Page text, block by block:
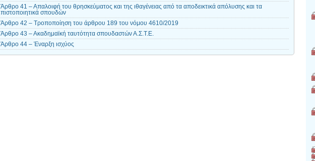
Άρθρο 41 – Απαλοιφή του θρησκεύματος και της ιθαγένειας από τα αποδεικτικά απόλυσης και τα
πιστοποιητικά σπουδών
Άρθρο 42 – Τροποποίηση του άρθρου 189 του νόμου 4610/2019
Άρθρο 43 – Ακαδημαϊκή ταυτότητα σπουδαστών Α.Σ.Τ.Ε.
Άρθρο 44 – Έναρξη ισχύος